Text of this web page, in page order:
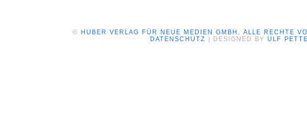
© HUBER VERLAG FÜR NEUE MEDIEN GMBH. ALLE RECHTE
DATENSCHUTZ | DESIGNED BY ULF